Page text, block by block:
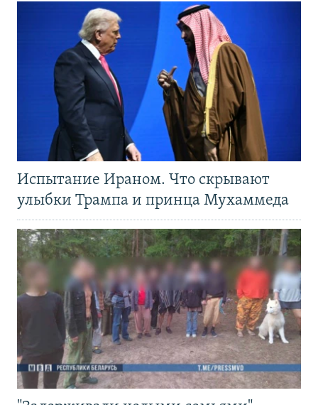
Испытание Ираном. Что скрывают
улыбки Трампа и принца Мухаммеда